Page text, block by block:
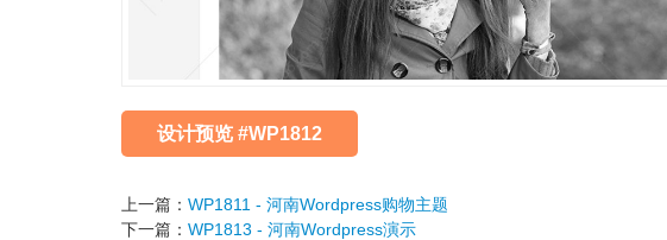
设计预览 #WP1812
上一篇： WP1811 - 河南Wordpress购物主题
下一篇： WP1813 - 河南Wordpress演示